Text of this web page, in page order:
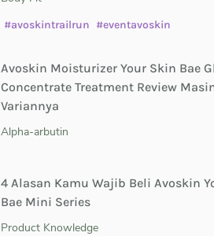
#avoskintrailrun #eventavoskin
Avoskin Moisturizer Your Skin Bae
Concentrate Treatment Review
Variannya
Alpha-arbutin
4 Alasan Kamu Wajib Beli Avoskin
Bae Mini Series
Product Knowledge